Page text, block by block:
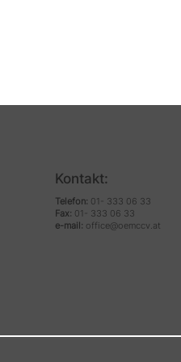
Kontakt:
Telefon: 01- 333 06 33
Fax: 01- 333 06 33
e-mail: office@oemccv.at